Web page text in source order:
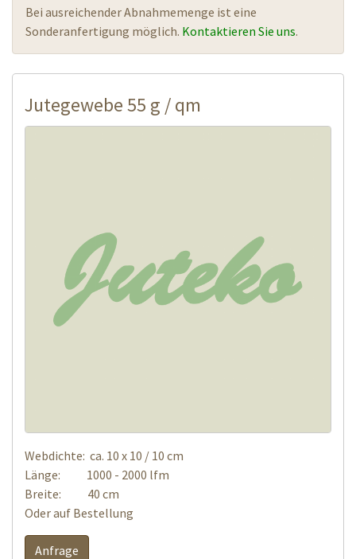
Bei ausreichender Abnahmemenge ist eine
Sonderanfertigung möglich. Kontaktieren Sie uns.
Jutegewebe 55 g / qm
Webdichte: ca. 10 x 10 / 10 cm
Länge: 1000 - 2000 lfm
Breite: 40 cm
Oder auf Bestellung
Anfrage